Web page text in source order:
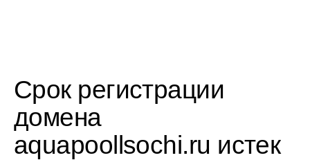
Срок регистрации
домена
aquapoollsochi.ru истек